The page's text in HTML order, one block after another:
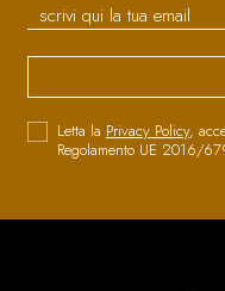
Letta la Privacy Policy,
Regolamento UE 2016/